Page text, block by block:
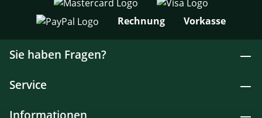
Rechnung Vorkasse
Sie haben Fragen?
Service